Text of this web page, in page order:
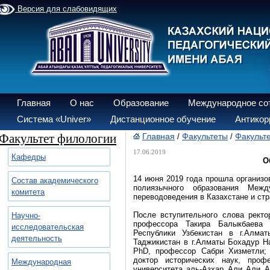
Версия для слабовидящих
Главная О нас Образование
Международное
Система «Univer»
Дистанционное обучение
филологии
Кафедры
Состав академического
комитета
Научно-
исследовательская
деятельность
Международная
Главная / Факультеты /
17.06.2019
14 июня 2019 года прошла
полиязычного образования
переводоведения в Казахстане и
После вступительного слова
профессора Такира Балыкбаева
Республики Узбекистан в
Таджикистан в г.Алматы Бохадур
PhD, профессор Сабри
доктор исторических наук,